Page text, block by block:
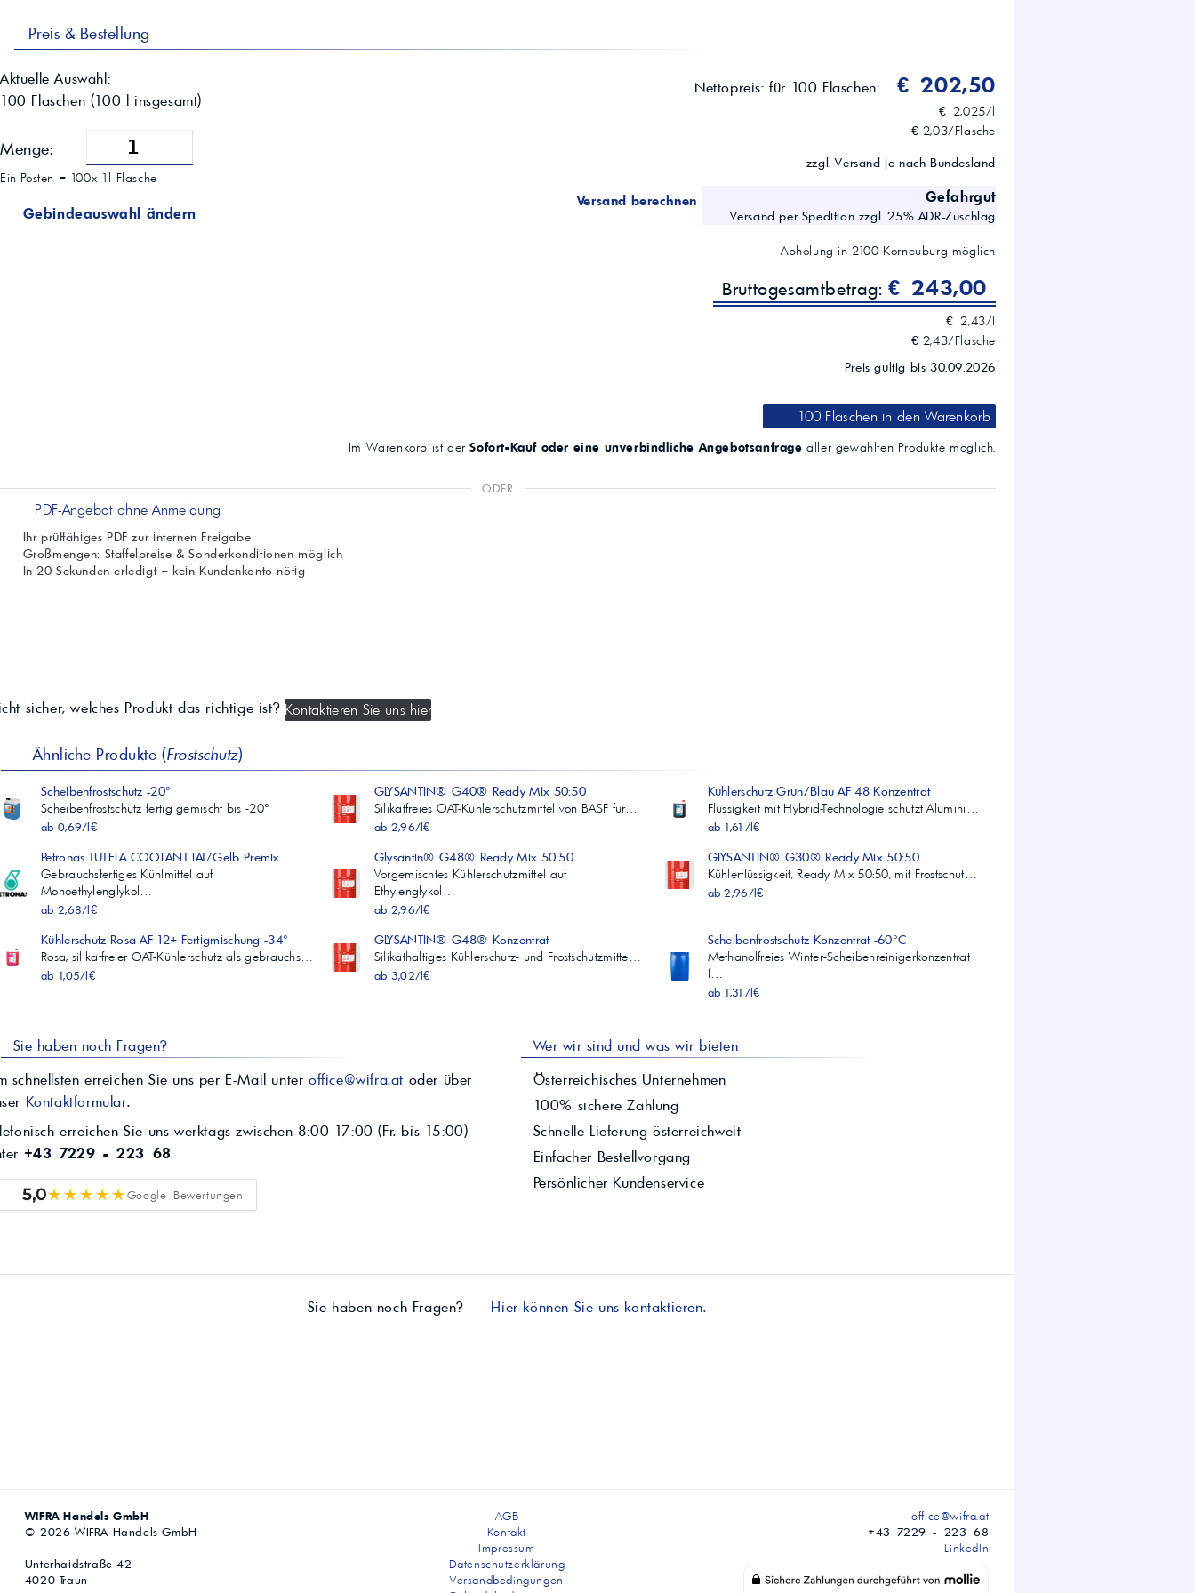
Lagerstabilität
> 12 Monate
Preis & Bestellung
Aktuelle Auswahl:
100 Flaschen (100 l insgesamt)
Menge:
Ein Posten = 100x 1l Flasche
Gebindeauswahl ändern
Nettopreis:für 100 Flaschen: € 202,50
€ 2,025/l
€ 2,03/Flasche
zzgl. Versand je nach Bundesland
Versand berechnen Gefahrgut
Versand per Spedition zzgl. 25% ADR-Zuschlag
Abholung in2100 Korneuburg möglich
Bruttogesamtbetrag:€ 243,00
€ 2,43/l
€ 2,43/Flasche
Preis gültig bis 30.09.2026
100 Flaschen in den Warenkorb
Im Warenkorb ist derSofort-Kauf oder eine unverbindliche Angebotsanfrage aller gewählten Produkte möglich.
ODER
PDF-Angebot ohne Anmeldung
Ihr prüffähiges PDF zur internen Freigabe
Großmengen: Staffelpreise & Sonderkonditionen möglich
In 20 Sekunden erledigt – kein Kundenkonto nötig
sicher, welches Produkt das richtige ist? Kontaktieren Sie uns hier
Ähnliche Produkte (Frostschutz)
Scheibenfrostschutz -20°
Scheibenfrostschutz fertig gemischt bis -20°
ab 0,69/l€
GLYSANTIN® G40® Ready Mix 50:50
Silikatfreies OAT-Kühlerschutzmittel von BASF für…
ab 2,96/l€
Kühlerschutz Grün/Blau AF 48 Konzentrat
Flüssigkeit mit Hybrid-Technologie schützt Alumini…
ab 1,61/l€
Petronas TUTELA COOLANT IAT/Gelb Premix
Gebrauchsfertiges Kühlmittel auf
Monoethylenglykol…
ab 2,68/l€
Glysantin® G48® Ready Mix 50:50
Vorgemischtes Kühlerschutzmittel auf
Ethylenglykol…
ab 2,96/l€
GLYSANTIN® G30® Ready Mix 50:50
Kühlerflüssigkeit, Ready Mix 50:50, mit Frostschut…
ab 2,96/l€
Kühlerschutz Rosa AF 12+ Fertigmischung -34°
Rosa, silikatfreier OAT-Kühlerschutz als gebrauchs…
ab 1,05/l€
GLYSANTIN® G48® Konzentrat
Silikathaltiges Kühlerschutz- und Frostschutzmitte…
ab 3,02/l€
Scheibenfrostschutz Konzentrat -60°C
Methanolfreies Winter-Scheibenreinigerkonzentrat
f…
ab 1,31/l€
Sie haben noch Fragen?
schnellsten erreichen Sie uns per E-Mail unteroffice@wifra.at oder über
Kontaktformular.
erreichen Sie uns werktags zwischen 8:00-17:00 (Fr. bis 15:00)
+43 7229 - 223 68
5,0★★★★★Google Bewertungen
Wer wir sind und was wir bieten
Österreichisches Unternehmen
100% sichere Zahlung
Schnelle Lieferung österreichweit
Einfacher Bestellvorgang
Persönlicher Kundenservice
Sie haben noch Fragen? Hier können Sie uns kontaktieren.
WIFRA Handels GmbH
© 2026 WIFRA Handels GmbH
Unterhaidstraße 42
4020 Traun
AGB
Kontakt
Impressum
Datenschutzerklärung
Versandbedingungen
office@wifra.at
+43 7229 - 223 68
LinkedIn